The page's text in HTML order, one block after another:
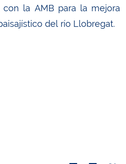
la AMB para la mejora
del río Llobregat.